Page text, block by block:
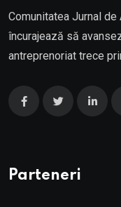
Comunitatea Jurnal
încurajează să
antreprenoriat trece
Parteneri